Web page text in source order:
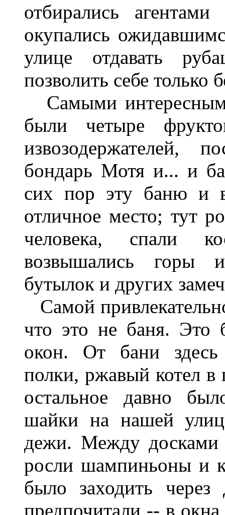
отбирались
окупались
улице отдавать
позволить себе
Самыми
были четыре
извозодержателей,
бондарь Мотя и... и
сих пор эту баню и
отличное место; тут
человека, спали
возвышались горы
бутылок и других
Самой
что это не баня. Это
окон. От бани здесь
полки, ржавый котел в
остальное давно
шайки на нашей
дежи. Между досками
росли шампиньоны и
было заходить
предпочитали -- в